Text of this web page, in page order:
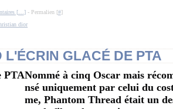
[… ]- Permalien [#]
dior
GLACÉ DE PTA
Nommé à cinq Oscar mais
nsé uniquement par celui du
me, Phantom Thread était un